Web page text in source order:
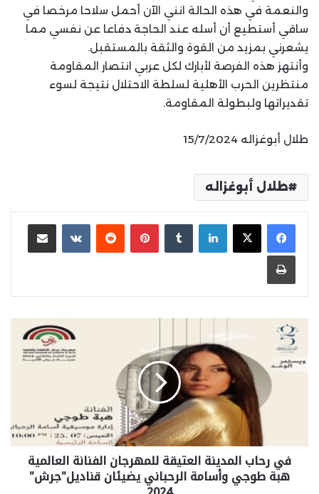
والنعمة في هذه الحالة انني الآن أحمل سلاحا مرخصا في
ساقي أستطيع أن أسله عند الحاجة دفاعا عن نفسي مما
يشعرني بمزيد من القوة والثقة بالمستقبل.
وأنتهز هذه الفرصة لأبارك لكل عربي انتصار المقاومة
منتظرين الحرب الأهلية لسلطة الاحتلال نتيجة لسوء
تقديراتها ولبطولة المقاومة.
طلال أبوغزاله 15/7/2024
طلال أبوغزاله
لينكدإن بينتيريست مشاركة عبر البريد
طباعة
في رحاب المدينة العتيقة للمهرجان الفنانة العالمية
هبة طوجي وأسامة الرحباني يضيئان قناديل"جرش"